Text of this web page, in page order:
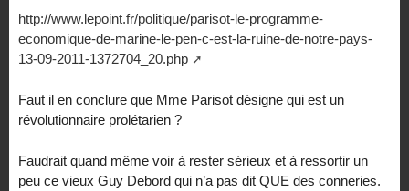
http://www.lepoint.fr/politique/parisot-le-programme-
economique-de-marine-le-pen-c-est-la-ruine-de-notre-pays-
13-09-2011-1372704_20.php
Faut il en conclure que Mme Parisot désigne qui est un
révolutionnaire prolétarien ?
Faudrait quand même voir à rester sérieux et à ressortir un
peu ce vieux Guy Debord qui n’a pas dit QUE des conneries.